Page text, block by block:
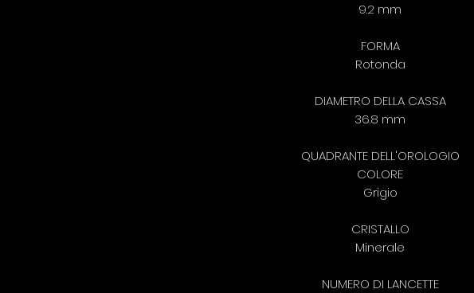
9.2 mm
FORMA
Rotonda
DIAMETRO DELLA CASSA
36.8 mm
QUADRANTE DELL'OROLOGIO
COLORE
Grigio
CRISTALLO
Minerale
NUMERO DI LANCETTE